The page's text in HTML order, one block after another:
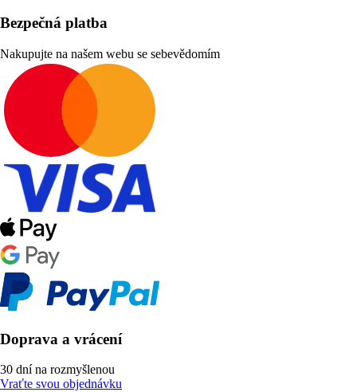
Bezpečná platba
Nakupujte na našem webu se sebevědomím
Doprava a vrácení
30 dní na rozmyšlenou
Vraťte svou objednávku